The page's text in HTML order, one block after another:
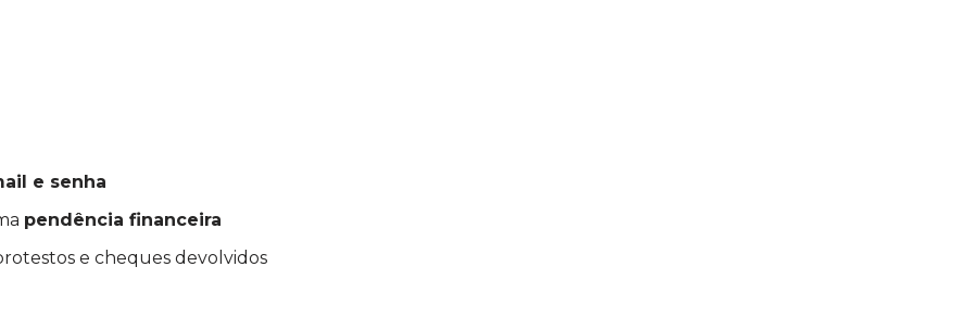
e senha
pendência financeira
e cheques devolvidos